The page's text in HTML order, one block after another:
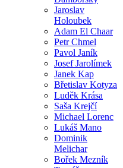
Jaroslav
Holoubek
Adam El Chaar
Petr Chmel
Pavol Janík
Josef Jarolímek
Janek Kap
Břetislav Kotyza
Luděk Krása
Saša Krejčí
Michael Lorenc
Lukáš Mano
Dominik
Melichar
Bořek Mezník